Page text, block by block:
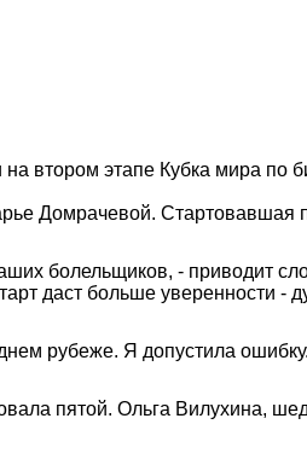
втором этапе Кубка мира по
Домрачевой. Стартовавшая
болельщиков, - приводит
даст больше уверенности -
рубеже. Я допустила
пятой. Ольга Вилухина,